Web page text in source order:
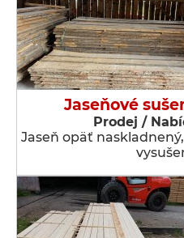
Jaseňové
Prodej /
Jaseň opäť